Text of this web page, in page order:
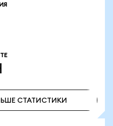
СТАТИСТИКИ